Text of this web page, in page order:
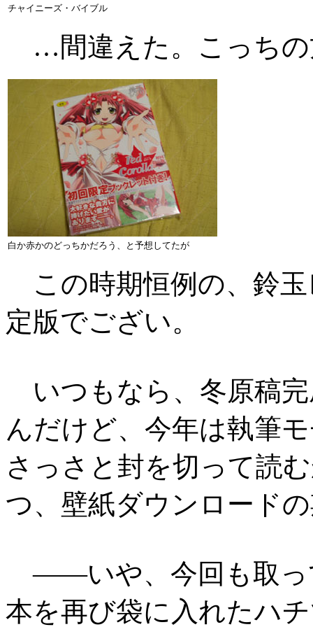
チャイニーズ・バイブル
…間違えた。こっちの
白か赤かのどっちかだろう、と予想してたが
この時期恒例の、鈴玉
定版でござい。
いつもなら、冬原稿
んだけど、今年は執筆
さっさと封を切って読
つ、壁紙ダウンロード
――いや、今回も取っ
本を再び袋に入れたハ